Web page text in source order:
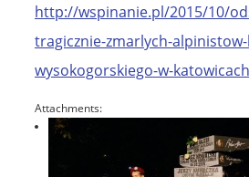
http://wspinanie.pl/2015/10/
tragicznie-zmarlych-
wysokogorskiego-w-
Attachments: